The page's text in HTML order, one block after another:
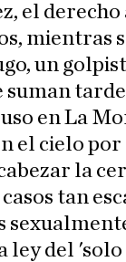
el
mientras
un
suman
en La
el cielo por
la
tan
ley del 'solo